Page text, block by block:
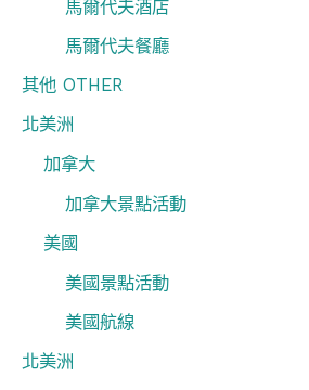
馬爾代夫酒店
馬爾代夫餐廳
其他 OTHER
北美洲
加拿大
加拿大景點活動
美國
美國景點活動
美國航線
北美洲